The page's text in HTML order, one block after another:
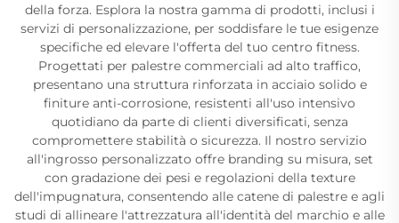
della forza. Esplora la nostra gamma di prodotti, inclusi i
servizi di personalizzazione, per soddisfare le tue esigenze
specifiche ed elevare l'offerta del tuo centro fitness.
Progettati per palestre commerciali ad alto traffico,
presentano una struttura rinforzata in acciaio solido e
finiture anti-corrosione, resistenti all'uso intensivo
quotidiano da parte di clienti diversificati, senza
compromettere stabilità o sicurezza. Il nostro servizio
all'ingrosso personalizzato offre branding su misura, set
con gradazione dei pesi e regolazioni della texture
dell'impugnatura, consentendo alle catene di palestre e agli
studi di allineare l'attrezzatura all'identità del marchio e alle